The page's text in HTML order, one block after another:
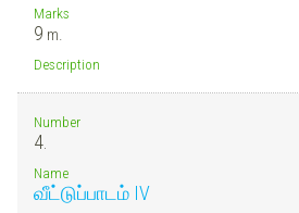
Marks
9 m.
Description
Number
4.
Name
வீட்டுப்பாடம் IV